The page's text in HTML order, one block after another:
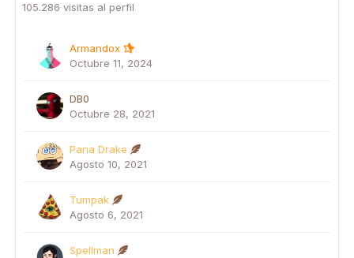
105.286 visitas al perfil
Armandox
Octubre 11, 2024
DB0
Octubre 28, 2021
Pana Drake
Agosto 10, 2021
Tumpak
Agosto 6, 2021
Spellman